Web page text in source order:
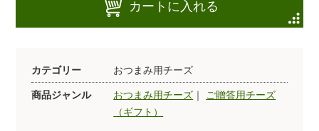
カートに入れる
カテゴリー おつまみ用チーズ
商品ジャンル おつまみ用チーズ ｜ ご贈答用チーズ
（ギフト）